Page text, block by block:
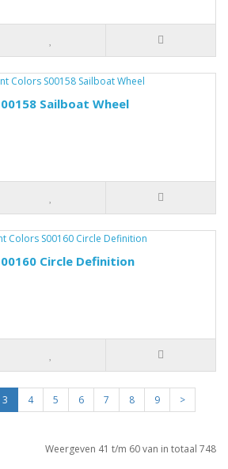
Sailboat Wheel
Circle Definition
3 4 5 6 7 8 9
>
Weergeven 41 t/m 60 van in totaal 748